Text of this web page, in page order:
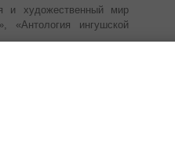
и художественный мир
«Антология ингушской
русской и зарубежной
учебной работе вуза.
высшего
в области русской
высшей квалификации
образования